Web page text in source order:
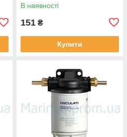
В наявності
151 ₴
Купити